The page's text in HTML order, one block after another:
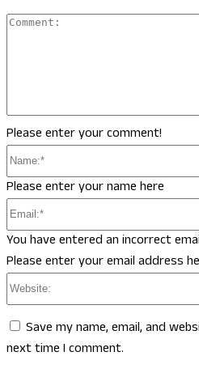
Please enter your comment!
Please enter your name here
You have entered an incorrect
Please enter your email address
Save my name, email, and
next time I comment.